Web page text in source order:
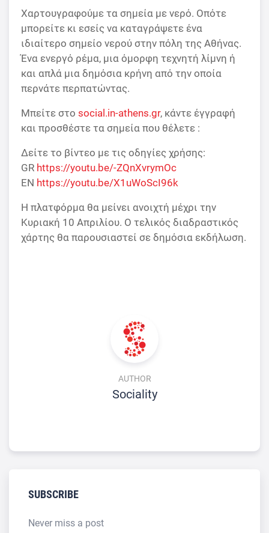
Χαρτουγραφούμε τα σημεία με νερό. Οπότε
μπορείτε κι εσείς να καταγράψετε ένα
ιδιαίτερο σημείο νερού στην πόλη της Αθήνας.
Ένα ενεργό ρέμα, μια όμορφη τεχνητή λίμνη ή
και απλά μια δημόσια κρήνη από την οποία
περνάτε περπατώντας.
Μπείτε στο social.in-athens.gr, κάντε έγγραφή
και προσθέστε τα σημεία που θέλετε :
Δείτε το βίντεο με τις οδηγίες χρήσης:
GR https://youtu.be/-ZQnXvrymOc
EN https://youtu.be/X1uWoScI96k
Η πλατφόρμα θα μείνει ανοιχτή μέχρι την
Κυριακή 10 Απριλίου. Ο τελικός διαδραστικός
χάρτης θα παρουσιαστεί σε δημόσια εκδήλωση.
AUTHOR
Sociality
SUBSCRIBE
Never miss a post